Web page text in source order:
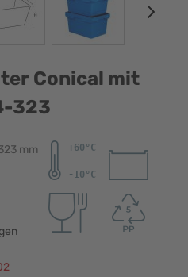
Conical mit
323
mm